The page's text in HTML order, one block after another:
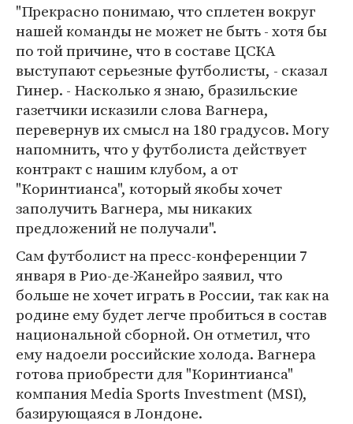
"Прекрасно понимаю, что сплетен вокруг
нашей команды не может не быть - хотя бы
по той причине, что в составе ЦСКА
выступают серьезные футболисты, - сказал
Гинер. - Насколько я знаю, бразильские
газетчики исказили слова Вагнера,
перевернув их смысл на 180 градусов. Могу
напомнить, что у футболиста действует
контракт с нашим клубом, а от
"Коринтианса", который якобы хочет
заполучить Вагнера, мы никаких
предложений не получали".
Сам футболист на пресс-конференции 7
января в Рио-де-Жанейро заявил, что
больше не хочет играть в России, так как на
родине ему будет легче пробиться в состав
национальной сборной. Он отметил, что
ему надоели российские холода. Вагнера
готова приобрести для "Коринтианса"
компания Media Sports Investment (MSI),
базирующаяся в Лондоне.